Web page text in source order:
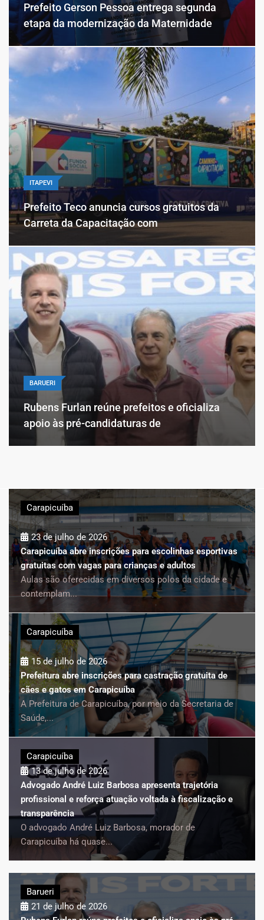
Prefeito Gerson Pessoa entrega segunda
etapa da modernização da Maternidade
ITAPEVI
Prefeito Teco anuncia cursos gratuitos da
Carreta da Capacitação com
BARUERI
Rubens Furlan reúne prefeitos e oficializa
apoio às pré-candidaturas de
Carapicuíba
23 de julho de 2026
Carapicuíba abre inscrições para escolinhas esportivas
gratuitas com vagas para crianças e adultos
Aulas são oferecidas em diversos polos da cidade e
contemplam...
Carapicuíba
15 de julho de 2026
Prefeitura abre inscrições para castração gratuita de
cães e gatos em Carapicuíba
A Prefeitura de Carapicuíba, por meio da Secretaria de
Saúde,...
Carapicuíba
13 de julho de 2026
Advogado André Luiz Barbosa apresenta trajetória
profissional e reforça atuação voltada à fiscalização e
transparência
O advogado André Luiz Barbosa, morador de
Carapicuíba há quase...
Barueri
21 de julho de 2026